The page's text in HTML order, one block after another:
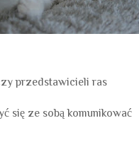
przedstawicieli ras
się ze sobą komunikować